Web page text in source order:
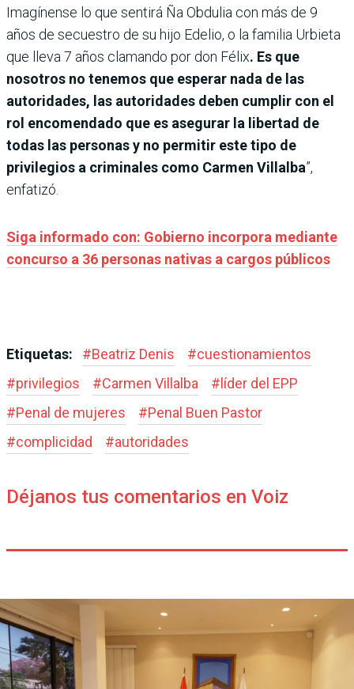
Imagínense lo que sentirá Ña Obdulia con más de 9
años de secuestro de su hijo Edelio, o la familia Urbieta
que lleva 7 años clamando por don Félix. Es que
nosotros no tenemos que esperar nada de las
autoridades, las autoridades deben cumplir con el
rol encomendado que es asegurar la libertad de
todas las personas y no permitir este tipo de
privilegios a criminales como Carmen Villalba”,
enfatizó.
Siga informado con: Gobierno incorpora mediante
concurso a 36 personas nativas a cargos públicos
Etiquetas: #Beatriz Denis #cuestionamientos
#privilegios #Carmen Villalba # líder del EPP
#Penal de mujeres #Penal Buen Pastor
#complicidad #autoridades
Déjanos tus comentarios en Voiz